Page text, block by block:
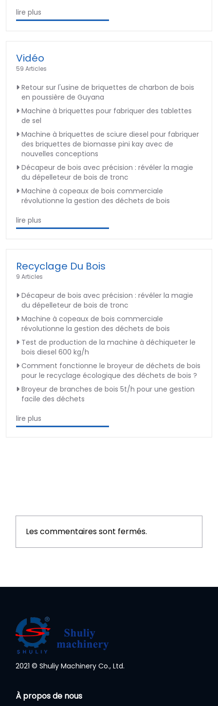
lire plus
Vidéo
59 Articles
Retour sur l'usine de briquettes de charbon de bois
en poussière de Guyana
Machine à briquettes pour fabriquer des tablettes
de sel
Machine à briquettes de sciure diesel pour fabriquer
des briquettes de biomasse pini kay avec de
nouvelles conceptions
Décapeur de bois avec précision : révéler la magie
du dépelleteur de bois de tronc
Machine à copeaux de bois commerciale
révolutionne la gestion des déchets de bois
lire plus
Recyclage Du Bois
9 Articles
Décapeur de bois avec précision : révéler la magie
du dépelleteur de bois de tronc
Machine à copeaux de bois commerciale
révolutionne la gestion des déchets de bois
Test de production de la machine à déchiqueter le
bois diesel 600 kg/h
Comment fonctionne le broyeur de déchets de bois
pour le recyclage écologique des déchets de bois ?
Broyeur de branches de bois 5t/h pour une gestion
facile des déchets
lire plus
Les commentaires sont fermés.
2021 © Shuliy Machinery Co., Ltd.
À propos de nous